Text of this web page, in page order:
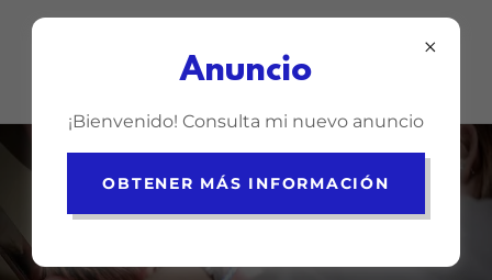
Los buenos hábitos
tienen #costo 0...
Anuncio
¡Bienvenido! Consulta mi nuevo anuncio
OBTENER MÁS INFORMACIÓN